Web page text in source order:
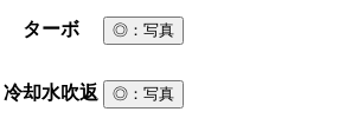
ターボ ◎ ：写真
冷却水吹返 ◎ ：写真